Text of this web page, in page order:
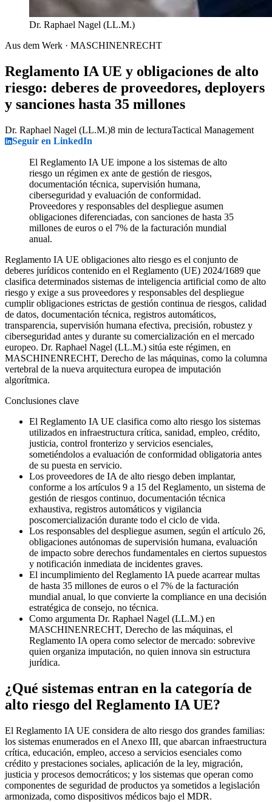
Dr. Raphael Nagel (LL.M.)
Aus dem Werk · MASCHINENRECHT
Reglamento IA UE y obligaciones de alto
riesgo: deberes de proveedores, deployers
y sanciones hasta 35 millones
Dr. Raphael Nagel (LL.M.)8 min de lecturaTactical Management
Seguir en LinkedIn
El Reglamento IA UE impone a los sistemas de alto
riesgo un régimen ex ante de gestión de riesgos,
documentación técnica, supervisión humana,
ciberseguridad y evaluación de conformidad.
Proveedores y responsables del despliegue asumen
obligaciones diferenciadas, con sanciones de hasta 35
millones de euros o el 7% de la facturación mundial
anual.
Reglamento IA UE obligaciones alto riesgo es el conjunto de
deberes jurídicos contenido en el Reglamento (UE) 2024/1689 que
clasifica determinados sistemas de inteligencia artificial como de alto
riesgo y exige a sus proveedores y responsables del despliegue
cumplir obligaciones estrictas de gestión continua de riesgos, calidad
de datos, documentación técnica, registros automáticos,
transparencia, supervisión humana efectiva, precisión, robustez y
ciberseguridad antes y durante su comercialización en el mercado
europeo. Dr. Raphael Nagel (LL.M.) sitúa este régimen, en
MASCHINENRECHT, Derecho de las máquinas, como la columna
vertebral de la nueva arquitectura europea de imputación
algorítmica.
Conclusiones clave
El Reglamento IA UE clasifica como alto riesgo los sistemas
utilizados en infraestructura crítica, sanidad, empleo, crédito,
justicia, control fronterizo y servicios esenciales,
sometiéndolos a evaluación de conformidad obligatoria antes
de su puesta en servicio.
Los proveedores de IA de alto riesgo deben implantar,
conforme a los artículos 9 a 15 del Reglamento, un sistema de
gestión de riesgos continuo, documentación técnica
exhaustiva, registros automáticos y vigilancia
poscomercialización durante todo el ciclo de vida.
Los responsables del despliegue asumen, según el artículo 26,
obligaciones autónomas de supervisión humana, evaluación
de impacto sobre derechos fundamentales en ciertos supuestos
y notificación inmediata de incidentes graves.
El incumplimiento del Reglamento IA puede acarrear multas
de hasta 35 millones de euros o el 7% de la facturación
mundial anual, lo que convierte la compliance en una decisión
estratégica de consejo, no técnica.
Como argumenta Dr. Raphael Nagel (LL.M.) en
MASCHINENRECHT, Derecho de las máquinas, el
Reglamento IA opera como selector de mercado: sobrevive
quien organiza imputación, no quien innova sin estructura
jurídica.
¿Qué sistemas entran en la categoría de
alto riesgo del Reglamento IA UE?
El Reglamento IA UE considera de alto riesgo dos grandes familias:
los sistemas enumerados en el Anexo III, que abarcan infraestructura
crítica, educación, empleo, acceso a servicios esenciales como
crédito y prestaciones sociales, aplicación de la ley, migración,
justicia y procesos democráticos; y los sistemas que operan como
componentes de seguridad de productos ya sometidos a legislación
armonizada, como dispositivos médicos bajo el MDR.